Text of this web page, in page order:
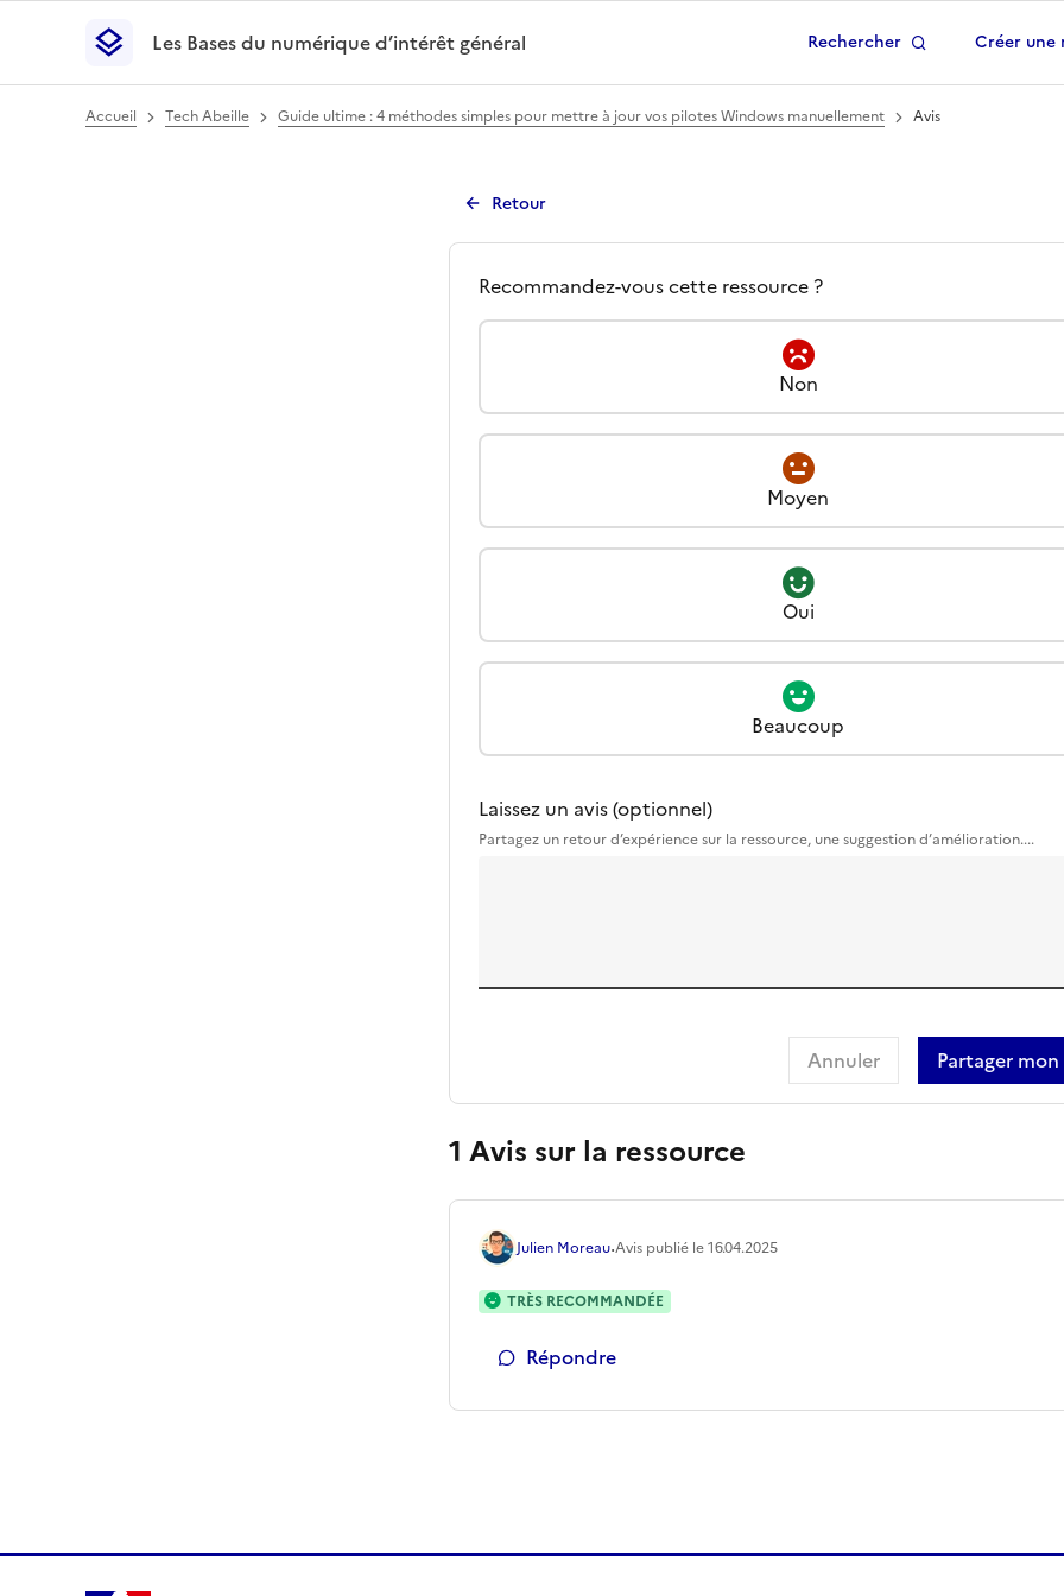
Les Bases du numérique d’intérêt général- Retour à la page d'accueil
Les Bases du numérique d’intérêt général
Rechercher Créer une
Accueil Tech Abeille Guide ultime : 4 méthodes simples pour mettre à jour vos pilotes Windows manuellement Avis
Retour
Avis -Guide ultime : 4
Quel est votre avis à propos
Recommandez-vous cette ressource ?
Non
Moyen
Oui
Beaucoup
Laissez un avis (optionnel)
Partagez un retour d’expérience sur la ressource, une suggestion d’amélioration....
Partager mon
Annuler
1 Avis sur la ressource
Julien Moreau·Avis publié le16.04.2025
TRÈS RECOMMANDÉE
Répondre